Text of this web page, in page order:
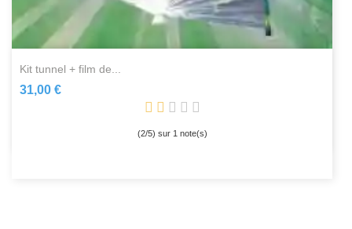
kit tunnel + film de...
31,00 €
(2/5) sur 1note(s)